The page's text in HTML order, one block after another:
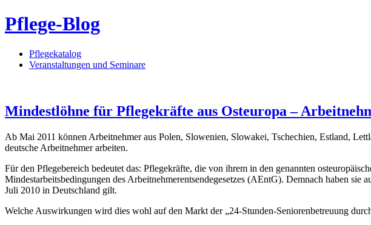
Pflege-Blog
Pflegekatalog
Veranstaltungen und Seminare
Mindestlöhne für Pflegekräfte aus Osteuropa –
Ab Mai 2011 können Arbeitnehmer aus Polen, Slowenien, Slowakei, Tschechien, Estland,
deutsche Arbeitnehmer arbeiten.
Für den Pflegebereich bedeutet das: Pflegekräfte, die von ihrem in den genannten
Mindestarbeitsbedingungen des Arbeitnehmerentsendegesetzes (AEntG). Demnach haben
Juli 2010 in Deutschland gilt.
Welche Auswirkungen wird dies wohl auf den Markt der „24-Stunden-Seniorenbetreuung